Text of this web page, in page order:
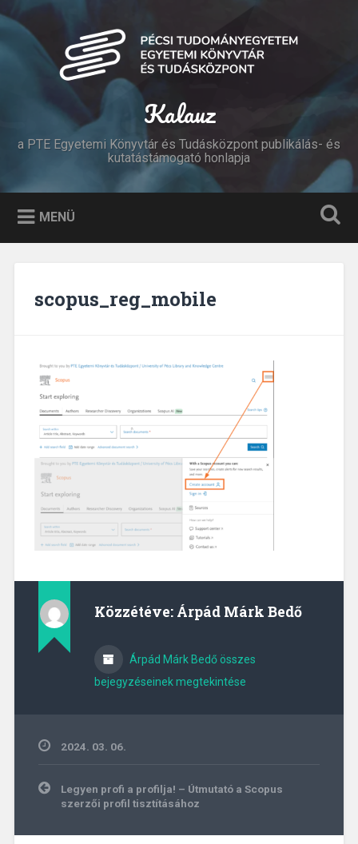
Tovább
tartalomhoz
Keresés
Kalauz
a PTE Egyetemi Könyvtár és Tudásközpont publikálás- és
kutatástámogató honlapja
MENÜ
scopus_reg_mobile
Közzétéve: Árpád Márk Bedő
Árpád Márk Bedő összes
bejegyzéseinek megtekintése
2024. 03. 06.
Bejegyzés
navigáció
Legyen profi a profilja! – Útmutató a Scopus
szerzői profil tisztításához